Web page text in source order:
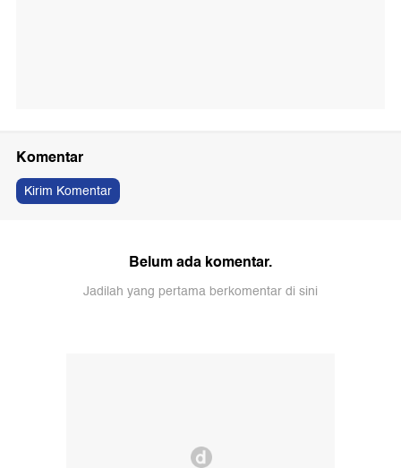
Komentar
Kirim Komentar
Belum ada komentar.
Jadilah yang pertama berkomentar di sini